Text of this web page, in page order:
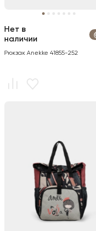
Нет в
наличии
Рюкзак Anekke 41855-252